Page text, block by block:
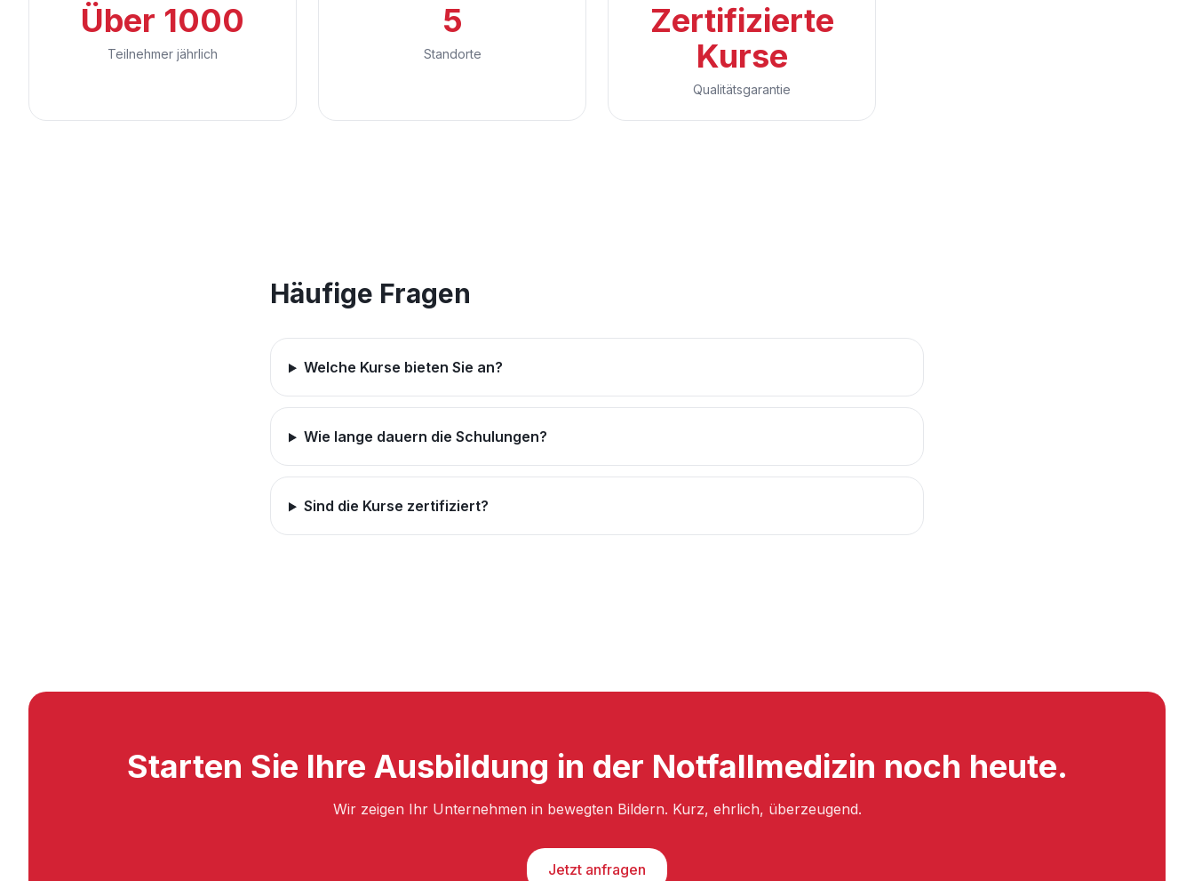
Über 1000
Teilnehmer jährlich
5
Standorte
Zertifizierte
Kurse
Qualitätsgarantie
Häufige Fragen
Welche Kurse bieten Sie an?
Wie lange dauern die Schulungen?
Sind die Kurse zertifiziert?
Starten Sie Ihre Ausbildung in der Notfallmedizin noch heute.
Wir zeigen Ihr Unternehmen in bewegten Bildern. Kurz, ehrlich, überzeugend.
Jetzt anfragen